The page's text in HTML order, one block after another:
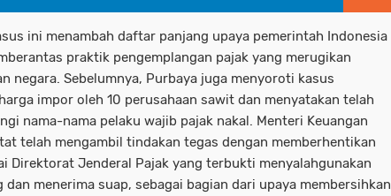
ini menambah daftar panjang upaya pemerintah Indonesia
praktik pengemplangan pajak yang merugikan
negara. Sebelumnya, Purbaya juga menyoroti kasus
impor oleh 10 perusahaan sawit dan menyatakan telah
nama-nama pelaku wajib pajak nakal. Menteri Keuangan
telah mengambil tindakan tegas dengan memberhentikan
Direktorat Jenderal Pajak yang terbukti menyalahgunakan
dan menerima suap, sebagai bagian dari upaya membersihkan